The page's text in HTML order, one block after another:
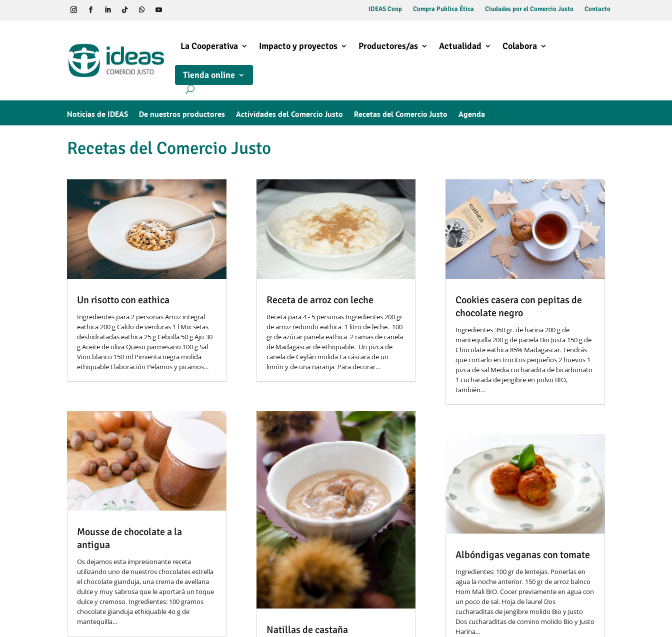
IDEAS Coop Compra Publica Ética Ciudades por el Comercio Justo Contacto
La Cooperativa Impacto y proyectos Productores/as Actualidad Colabora
Tienda online
Noticias de IDEAS De nuestros productores Actividades del Comercio Justo Recetas del Comercio Justo Agenda
Recetas del Comercio Justo
Un risotto con eathica
Ingredientes para 2 personas Arroz integral
eathica 200 g Caldo de verduras 1 l Mix setas
deshidratadas eathica 25 g Cebolla 50 g Ajo 30
g Aceite de oliva Queso parmesano 100 g Sal
Vino blanco 150 ml Pimienta negra molida
ethiquable Elaboración Pelamos y picamos...
Mousse de chocolate a la
antigua
Os dejamos esta impresionante receta
utilizando uno de nuestros chocolates estrella
el chocolate gianduja, una crema de avellana
dulce y muy sabrosa que le aportará un toque
dulce y cremoso. Ingredientes: 100 gramos
chocolate gianduja ethiquable 4o g de
mantequilla...
Receta de arroz con leche
Receta para 4 - 5 personas Ingredientes 200 gr
de arroz redondo eathica 1 litro de leche. 100
gr de azúcar panela eathica 2 ramas de canela
de Madagascar de ethiquable. Un pizca de
canela de Ceylán molida La cáscara de un
limón y de una naranja Para decorar...
Natillas de castaña
Cookies casera con pepitas de
chocolate negro
Ingredientes 350 gr. de harina 200 g de
mantequilla 200 g de panela Bio Justa 150 g de
Chocolate eathica 85% Madagascar. Tendrás
que cortarlo en trocitos pequeños 2 huevos 1
pizca de sal Media cucharadita de bicarbonato
1 cucharada de jengibre en polvo BIO,
también...
Albóndigas veganas con tomate
Ingredientes: 100 gr de lentejas. Ponerlas en
agua la noche anterior. 150 gr de arroz balnco
Hom Mali BIO. Cocer previamente en agua con
un poco de sal. Hoja de laurel Dos
cucharaditas de jengibre molido Bio y Justo
Dos cucharaditas de comino molido Bio y Justo
Harina...